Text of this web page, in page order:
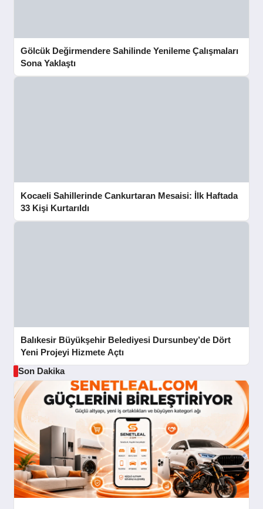
Gölcük Değirmendere Sahilinde Yenileme Çalışmaları
Sona Yaklaştı
Kocaeli Sahillerinde Cankurtaran Mesaisi: İlk Haftada
33 Kişi Kurtarıldı
Balıkesir Büyükşehir Belediyesi Dursunbey’de Dört
Yeni Projeyi Hizmete Açtı
Son Dakika